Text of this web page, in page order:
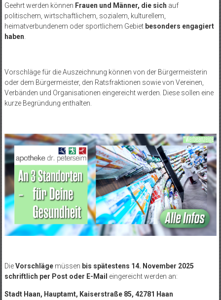
Geehrt werden können Frauen und Männer, die sich auf
politischem, wirtschaftlichem, sozialem, kulturellem,
heimatverbundenem oder sportlichem Gebiet besonders engagiert
haben
Vorschläge für die Auszeichnung können von der Bürgermeisterin
oder dem Bürgermeister, den Ratsfraktionen sowie von Vereinen,
Verbänden und Organisationen eingereicht werden. Diese sollen eine
kurze Begründung enthalten.
DieVorschlägemüssen bis spätestens 14. November 2025
schriftlich per Post oder E-Mail eingereicht werden an:
Stadt Haan, Hauptamt, Kaiserstraße 85, 42781 Haan